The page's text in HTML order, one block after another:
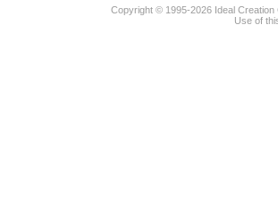
Copyright © 1995-2026 Ideal
Use of